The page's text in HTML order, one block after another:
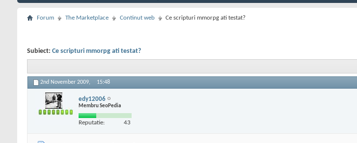
Forum The Marketplace Continut web Ce scripturi mmorpg ati testat?
Subiect: Ce scripturi mmorpg ati testat?
2nd November 2009, 15:48
edy12006
Membru SeoPedia
Reputatie: 43